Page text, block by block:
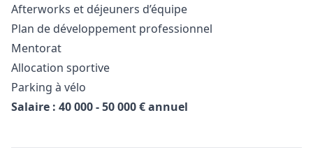
Afterworks et déjeuners d’équipe
Plan de développement professionnel
Mentorat
Allocation sportive
Parking à vélo
Salaire : 40 000 - 50 000 € annuel